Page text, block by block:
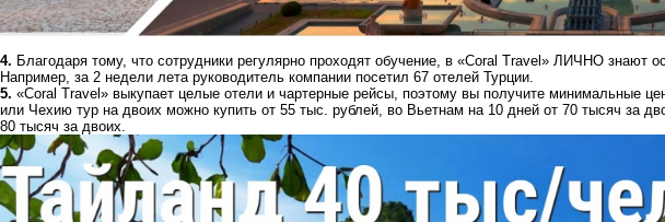
4. Благодаря тому, что сотрудники регулярно проходят обучение, в «Coral Travel» ЛИЧНО знают
Например, за 2 недели лета руководитель компании посетил 67 отелей Турции.
5. «Coral Travel» выкупает целые отели и чартерные рейсы, поэтому вы получите минимальные
или Чехию тур на двоих можно купить от 55 тыс. рублей, во Вьетнам на 10 дней от 70 тысяч за
80 тысяч за двоих.